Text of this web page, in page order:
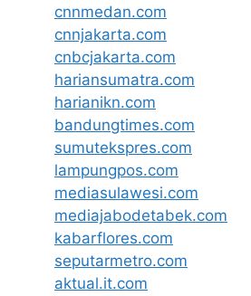
cnnmedan.com
cnnjakarta.com
cnbcjakarta.com
hariansumatra.com
harianikn.com
bandungtimes.com
sumutekspres.com
lampungpos.com
mediasulawesi.com
mediajabodetabek.com
kabarflores.com
seputarmetro.com
aktual.it.com